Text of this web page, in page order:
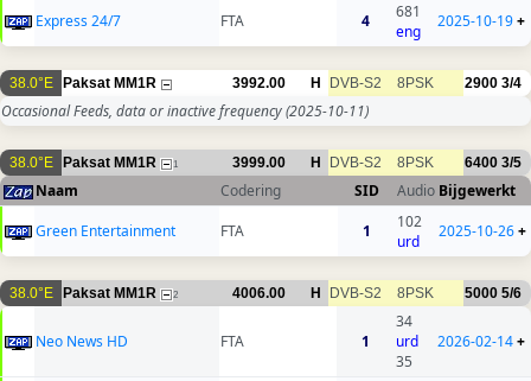
Express 24/7 FTA 4
681
eng
2025-10-19+
38.0°E Paksat MM1R 3992.00 H DVB-S2 8PSK 2900 3/4
Occasional Feeds, data or inactive frequency(2025-10-11)
38.0°E Paksat MM1R 1 3999.00 H DVB-S2 8PSK 6400 3/5
Naam Codering SID Audio Bijgewerkt
Green Entertainment
FTA 1
102
urd
2025-10-26+
38.0°E Paksat MM1R 2 4006.00 H DVB-S2 8PSK 5000 5/6
Neo News HD FTA 1
34
urd
35
2026-02-14+